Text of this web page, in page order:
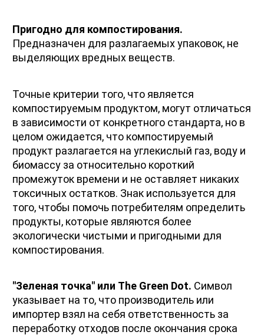
Пригодно для компостирования.
Предназначен для разлагаемых упаковок, не
выделяющих вредных веществ.
Точные критерии того, что является
компостируемым продуктом, могут отличаться
в зависимости от конкретного стандарта, но в
целом ожидается, что компостируемый
продукт разлагается на углекислый газ, воду и
биомассу за относительно короткий
промежуток времени и не оставляет никаких
токсичных остатков. Знак используется для
того, чтобы помочь потребителям определить
продукты, которые являются более
экологически чистыми и пригодными для
компостирования.
"Зеленая точка" или The Green Dot. Символ
указывает на то, что производитель или
импортер взял на себя ответственность за
переработку отходов после окончания срока